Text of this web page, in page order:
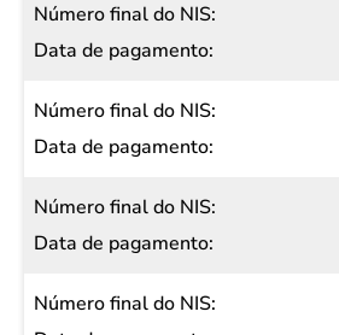
Data de
pagamento